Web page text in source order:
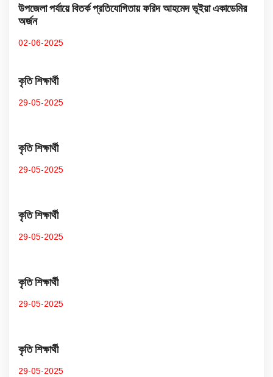
উপজেলা পর্যায়ে বিতর্ক প্রতিযোগিতায় ফরিদ আহমেদ ভূইয়া একাডেমির
অর্জন
02-06-2025
কৃতি শিক্ষার্থী
29-05-2025
কৃতি শিক্ষার্থী
29-05-2025
কৃতি শিক্ষার্থী
29-05-2025
কৃতি শিক্ষার্থী
29-05-2025
কৃতি শিক্ষার্থী
29-05-2025